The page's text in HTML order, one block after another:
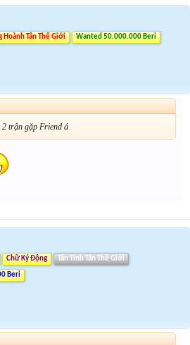
Hoành Tân Thế Giới Wanted 50.000.000 Beri
trận gặp Friend á
Chữ Ký Động Tân Tinh Tân Thế Giới
Beri